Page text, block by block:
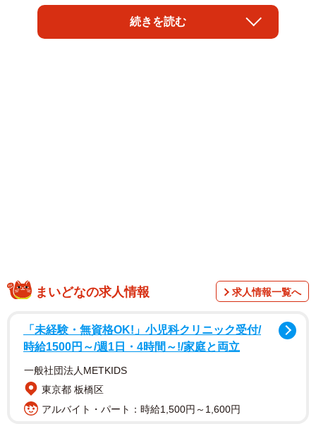
◇ ◇
続きを読む
まいどなの求人情報 求人情報一覧へ
「未経験・無資格OK!」小児科クリニック受付/
時給1500円～/週1日・4時間～!/家庭と両立
一般社団法人METKIDS
東京都 板橋区
アルバイト・パート：時給1,500円～1,600円